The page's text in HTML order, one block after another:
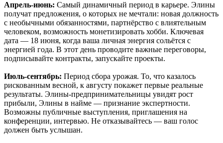
Апрель-июнь: Самый динамичный период в карьере. Элины
получат предложения, о которых не мечтали: новая должность
с необычными обязанностями, партнёрство с влиятельным
человеком, возможность монетизировать хобби. Ключевая
дата — 18 июня, когда ваша личная энергия сольётся с
энергией года. В этот день проводите важные переговоры,
подписывайте контракты, запускайте проекты.
Июль-сентябрь: Период сбора урожая. То, что казалось
рискованным весной, к августу покажет первые реальные
результаты. Элины-предпринимательницы увидят рост
прибыли, Элины в найме — признание экспертности.
Возможны публичные выступления, приглашения на
конференции, интервью. Не отказывайтесь — ваш голос
должен быть услышан.